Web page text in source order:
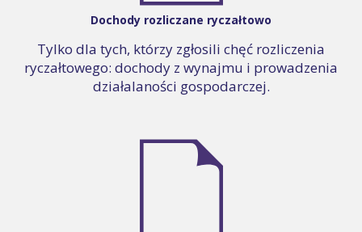
Dochody rozliczane ryczałtowo
Tylko dla tych, którzy zgłosili chęć rozliczenia
ryczałtowego: dochody z wynajmu i prowadzenia
działalaności gospodarczej.